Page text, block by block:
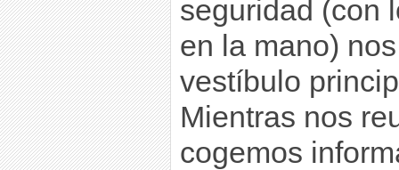
seguridad (con
en la mano)
vestíbulo
Mientras nos
cogemos